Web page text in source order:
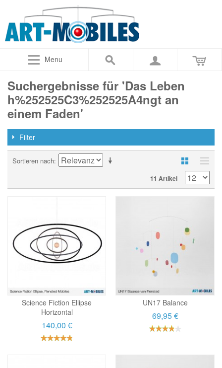
Menu
Suchergebnisse für 'Das Leben
h%252525C3%252525A4ngt an
einem Faden'
Filter
Sortieren nach
11 Artikel
Science Fiction Ellipse
Horizontal
140,00 €
UN17 Balance
69,95 €